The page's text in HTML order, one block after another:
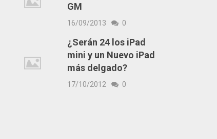
GM
16/09/2013 0
¿Serán 24 los iPad
mini y un Nuevo iPad
más delgado?
17/10/2012 0